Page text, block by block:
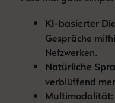
KI-basierter
Gespräche
Netzwerken.
Natürliche
verblüffend
Multimodalität: